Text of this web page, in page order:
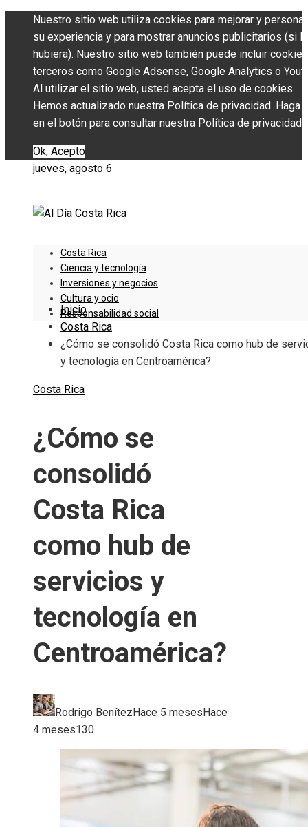
Nuestro sitio web utiliza cookies para mejorar y
su experiencia y para mostrar anuncios publicitarios (si
hubiera). Nuestro sitio web también puede incluir
terceros como Google Adsense, Google Analytics o
Al utilizar el sitio web, usted acepta el uso de cookies.
Hemos actualizado nuestra Política de privacidad. Haga
en el botón para consultar nuestra Política de privacidad.
Ok, Acepto
jueves, agosto 6
Costa Rica
Ciencia y tecnología
Inversiones y negocios
Cultura y ocio
Responsabilidad social
Inicio
Costa Rica
¿Cómo se consolidó Costa Rica como hub de
y tecnología en Centroamérica?
Costa Rica
¿Cómo se
consolidó
Costa Rica
como hub de
servicios y
tecnología en
Centroamérica?
Rodrigo Benítez Hace 5 meses Hace
4 meses130